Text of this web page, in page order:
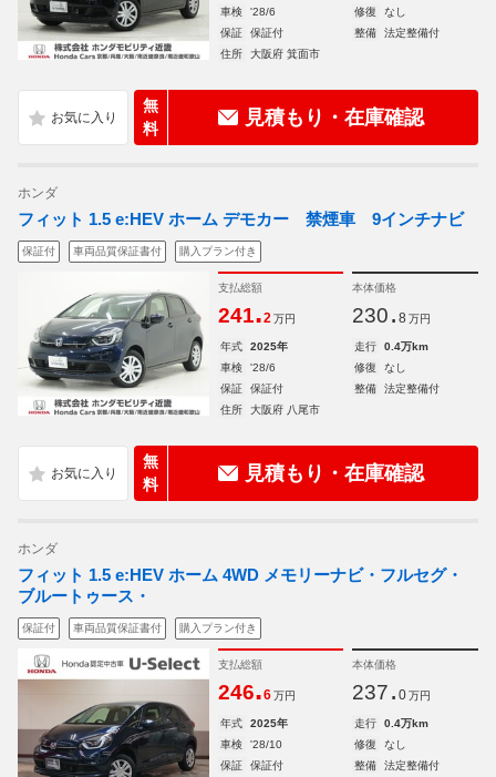
車検
'28/6 修復
なし
保証
保証付 整備
法定整備付
住所
大阪府 箕面市
無
料
見積もり・在庫確認
ホンダ
フィット 1.5 e:HEV ホーム デモカー 禁煙車 9インチナビ
保証付 車両品質保証書付 購入プラン付き
支払総額
241.2 万円
本体価格
230. 8 万円
年式 2025年 走行
0.4万km
車検
'28/6 修復
なし
保証
保証付 整備
法定整備付
住所
大阪府 八尾市
無
料
見積もり・在庫確認
ホンダ
フィット 1.5 e:HEV ホーム 4WD メモリーナビ・フルセグ・
ブルートゥース・
保証付 車両品質保証書付 購入プラン付き
支払総額
246.6 万円
本体価格
237. 0 万円
年式 2025年 走行
0.4万km
車検
'28/10 修復
なし
保証
保証付 整備 法定整備付